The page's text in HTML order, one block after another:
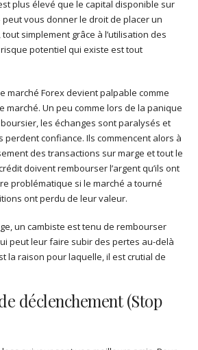
plus élevé que le capital disponible sur
vous donner le droit de placer un
simplement grâce à l’utilisation des
potentiel qui existe est tout
marché Forex devient palpable comme
marché. Un peu comme lors de la panique
les échanges sont paralysés et
perdent confiance. Ils commencent alors à
des transactions sur marge et tout le
doivent rembourser l’argent qu’ils ont
problématique si le marché a tourné
ont perdu de leur valeur.
un cambiste est tenu de rembourser
peut leur faire subir des pertes au-delà
la raison pour laquelle, il est crutial de
déclenchement (Stop